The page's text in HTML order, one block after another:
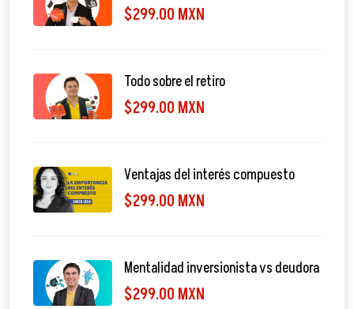
$299.00 MXN
Todo sobre el retiro
$299.00 MXN
Ventajas del interés compuesto
$299.00 MXN
Mentalidad inversionista vs deudora
$299.00 MXN